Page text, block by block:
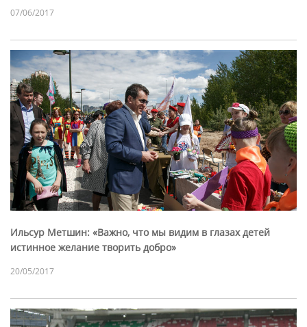
07/06/2017
Ильсур Метшин: «Важно, что мы видим в глазах детей
истинное желание творить добро»
20/05/2017